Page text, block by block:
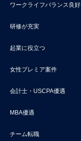
ワークライフバランス良好
研修が充実
起業に役立つ
女性プレミア案件
会計士・USCPA優遇
MBA優遇
チーム転職